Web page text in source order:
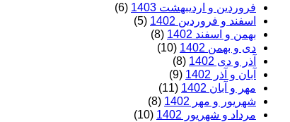
فروردین و اردیبهشت 1403
(6)
اسفند و فروردین 1402
(5)
بهمن و اسفند 1402
(8)
دی و بهمن 1402
(10)
آذر و دی 1402
(8)
آبان و آذر 1402
(9)
مهر و آبان 1402
(11)
شهریور و مهر 1402
(8)
مرداد و شهریور 1402
(10)